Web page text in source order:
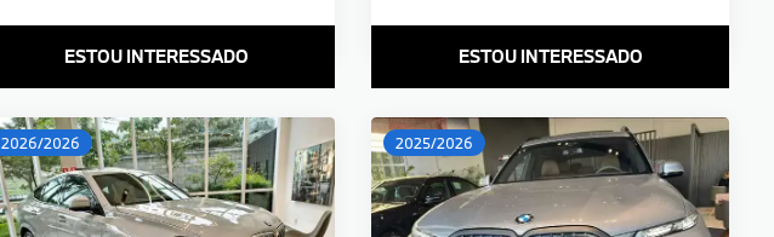
ESTOU INTERESSADO ESTOU INTERESSADO
2026/2026 2025/2026